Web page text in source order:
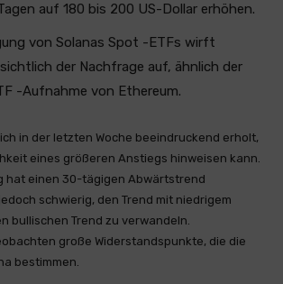
auf 180 bis 200 US-Dollar erhöhen.
von Solanas Spot -ETFs wirft
der Nachfrage auf, ähnlich der
-Aufnahme von Ethereum.
in der letzten Woche beeindruckend erholt,
eines größeren Anstiegs hinweisen kann.
hat einen 30-tägigen Abwärtstrend
schwierig, den Trend mit niedrigem
bullischen Trend zu verwandeln.
große Widerstandspunkte, die die
bestimmen.